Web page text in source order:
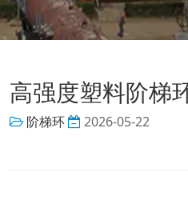
高强度塑料阶梯
阶梯环 2026-05-22